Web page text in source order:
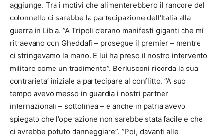
aggiunge. Tra i motivi che alimenterebbero il rancore del
colonnello ci sarebbe la partecipazione dell’Italia alla
guerra in Libia. ”A Tripoli c’erano manifesti giganti che mi
ritraevano con Gheddafi – prosegue il premier – mentre
ci stringevamo la mano. E lui ha preso il nostro intervento
militare come un tradimento”. Berlusconi ricorda la sua
contrarieta’ iniziale a partecipare al conflitto. ”A suo
tempo avevo messo in guardia i nostri partner
internazionali – sottolinea – e anche in patria avevo
spiegato che l’operazione non sarebbe stata facile e che
ci avrebbe potuto danneggiare”. ”Poi, davanti alle